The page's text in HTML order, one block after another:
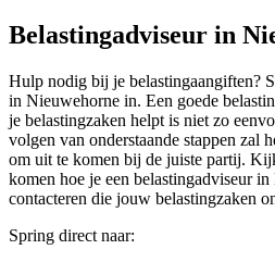
Belastingadviseur in
Hulp nodig bij je belastingaangiften?
in Nieuwehorne in. Een goede
je belastingzaken helpt is niet zo
volgen van onderstaande stappen zal
om uit te komen bij de juiste partij.
komen hoe je een belastingadviseur
contacteren die jouw belastingzaken
Spring direct naar: